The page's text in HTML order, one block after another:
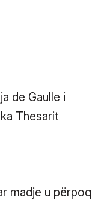
de Gaulle i
Thesarit
madje u përpoq